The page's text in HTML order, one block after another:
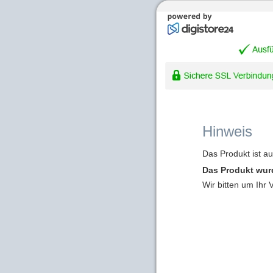
Hinweis
Das Produkt ist
Das Produkt
Wir bitten um Ihr